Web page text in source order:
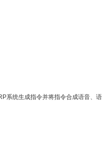
系统生成指令并将指令合成语音、